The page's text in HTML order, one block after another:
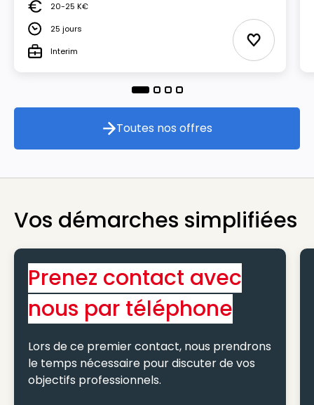
Salaire20-25 K€
Durée25 jours
TypeInterim Ajouter
Toutes nos offres
Toutes nos offres
Vos démarches simplifiées
Prenez contact avec
nous par téléphone
Lors de ce premier contact, nous prendrons
le temps nécessaire pour discuter de vos
objectifs professionnels.